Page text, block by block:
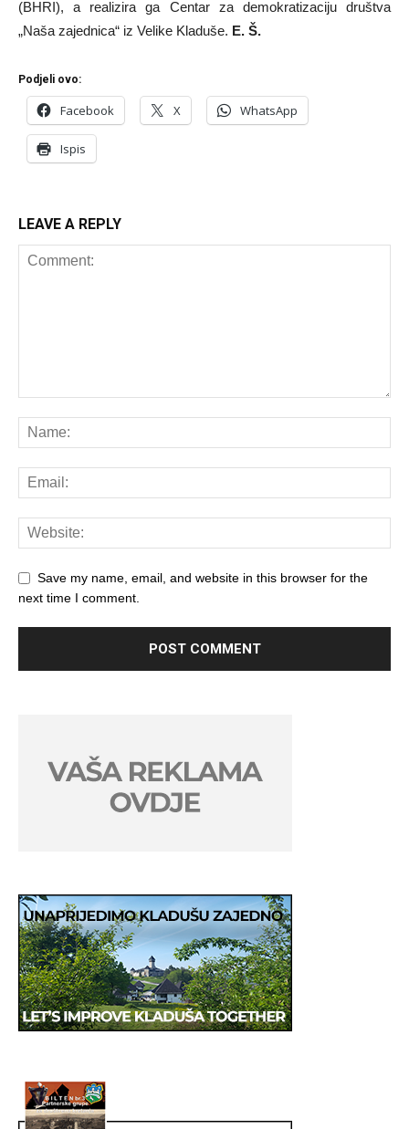
(BHRI), a realizira ga Centar za demokratizaciju društva
„Naša zajednica“ iz Velike Kladuše. E. Š.
Podjeli ovo:
Facebook X WhatsApp
Ispis
LEAVE A REPLY
Save my name, email, and website in this browser for the
next time I comment.